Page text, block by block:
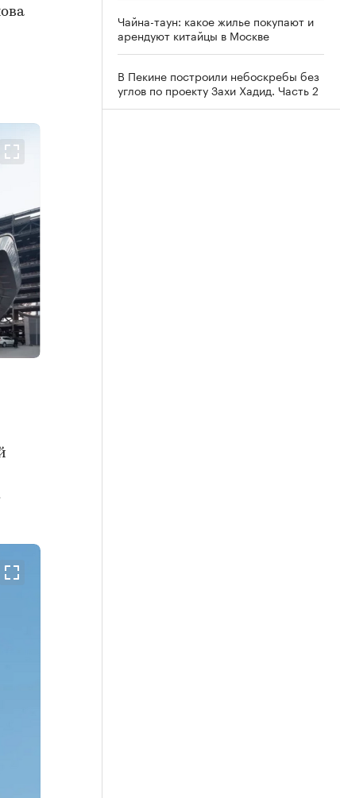
Чайна-таун: какое жилье покупают и
арендуют китайцы в Москве
В Пекине построили небоскребы без
углов по проекту Захи Хадид. Часть 2